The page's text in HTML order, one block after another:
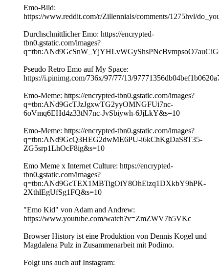
Emo-Bild:
https://www.reddit.com/r/Zillennials/comments/1275hvl/
Durchschnittlicher Emo: https://encrypted-
tbn0.gstatic.com/images?
Pseudo Retro Emo auf My Space:
https://i.pinimg.com/736x/97/77/13/
Emo-Meme: https://encrypted-tbn0.gstatic.com/images?
q=tbn:ANd9GcTJzJgxwTG2yyOMNGFUi7nc-
6oVmq6EHd4z33tN7nc-JvSbiywh-6JjLkY&s=10
Emo-Meme: https://encrypted-tbn0.gstatic.com/images?
q=tbn:ANd9GcQ3HEG2dwME6PU-i6kChKgDaS8T35-
ZG5srp1LhOcF8ig&s=10
Emo Meme x Internet Culture: https://encrypted-
tbn0.gstatic.com/images?
q=tbn:ANd9GcTEX1MBTigOiY8OhEizq1DXkbY9hPK-
2XthlEgUfSg1FQ&s=10
"Emo Kid" von Adam and Andrew:
https://www.youtube.com/watch?v=ZmZWV7h5VKc
Browser History ist eine Produktion von Dennis Kogel und
Magdalena Pulz in Zusammenarbeit mit Podimo.
Folgt uns auch auf Instagram: